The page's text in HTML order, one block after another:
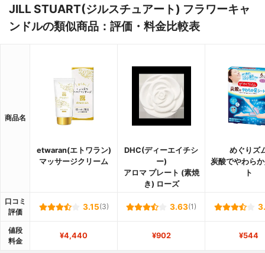
JILL STUART(ジルスチュアート) フラワーキャ
ンドルの類似商品：評価・料金比較表
商品名
etwaran(エトワラン)
マッサージクリーム
DHC(ディーエイチシ
ー)
アロマ プレート (素焼
き) ローズ
めぐりズ
炭酸でやわら
ト
口コミ
評価
3.15(3) 3.63(1)
値段
料金
¥4,440 ¥902 ¥544